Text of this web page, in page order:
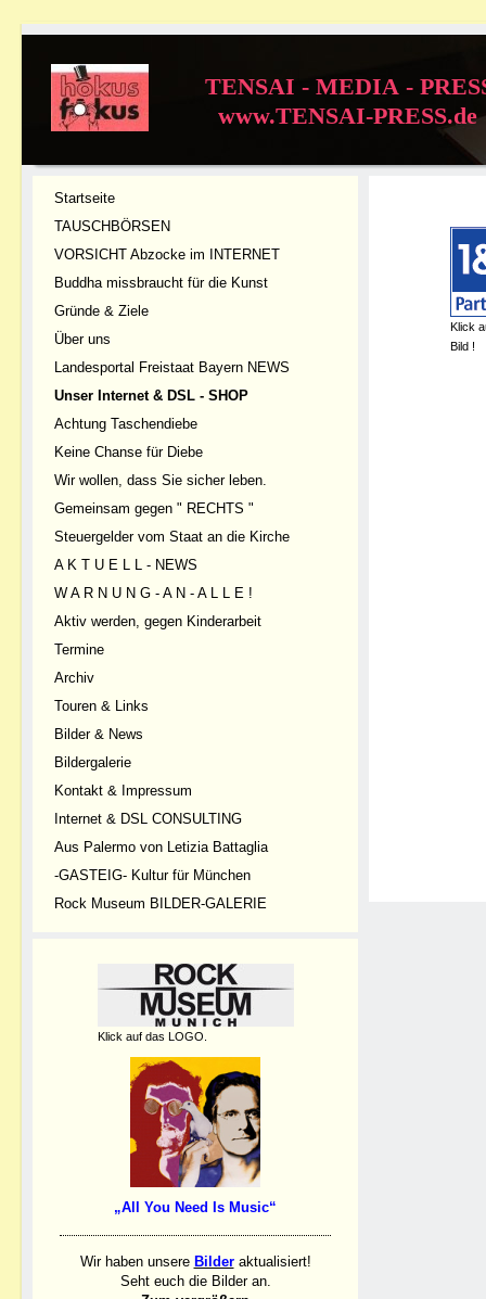
TENSAI - MEDIA -
www.TENSAI-PRESS.de
Startseite
TAUSCHBÖRSEN
VORSICHT Abzocke im INTERNET
Buddha missbraucht für die Kunst
Gründe & Ziele
Über uns
Landesportal Freistaat Bayern NEWS
Unser Internet & DSL - SHOP
Achtung Taschendiebe
Keine Chanse für Diebe
Wir wollen, dass Sie sicher leben.
Gemeinsam gegen " RECHTS "
Steuergelder vom Staat an die Kirche
A K T U E L L - NEWS
W A R N U N G - A N - A L L E !
Aktiv werden, gegen Kinderarbeit
Termine
Archiv
Touren & Links
Bilder & News
Bildergalerie
Kontakt & Impressum
Internet & DSL CONSULTING
Aus Palermo von Letizia Battaglia
-GASTEIG- Kultur für München
Rock Museum BILDER-GALERIE
Klick auf das LOGO.
„All You Need Is Music“
Wir haben unsere Bilderaktualisiert!
Seht euch die Bilder an.
Klick
Bild !